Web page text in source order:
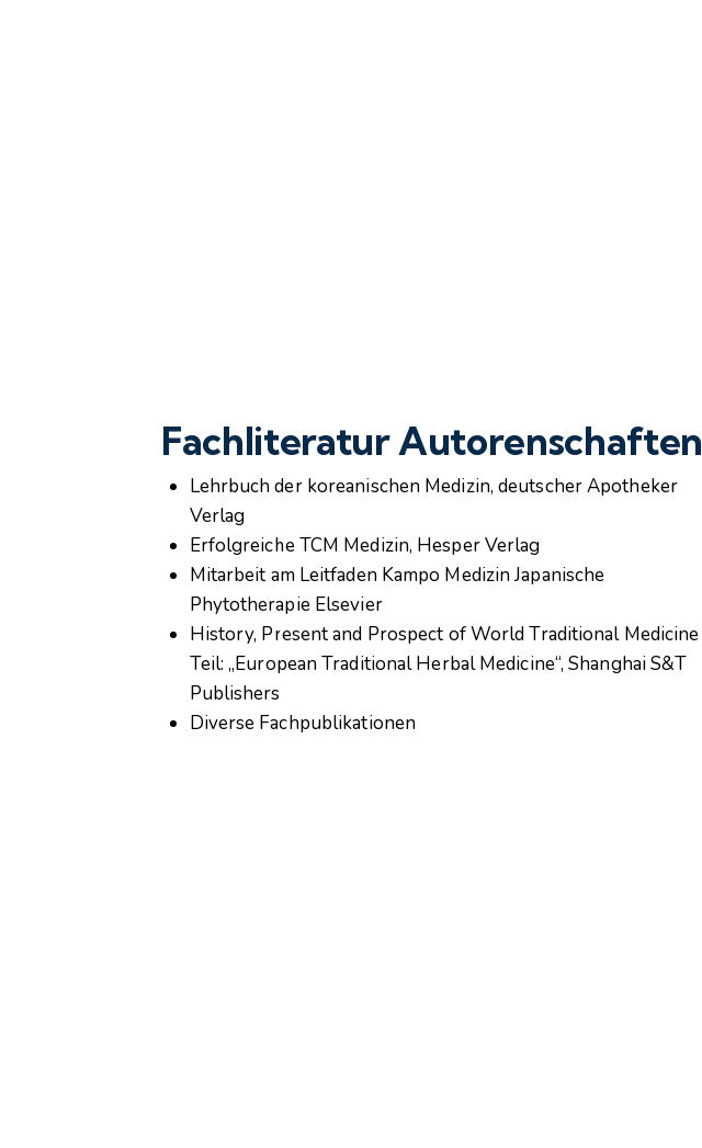
Fachliteratur Autorenschaften
Lehrbuch der koreanischen Medizin, deutscher Apotheker
Verlag
Erfolgreiche TCM Medizin, Hesper Verlag
Mitarbeit am Leitfaden Kampo Medizin Japanische
Phytotherapie Elsevier
History, Present and Prospect of World Traditional Medicine
Teil: „European Traditional Herbal Medicine“, Shanghai S&T
Publishers
Diverse Fachpublikationen